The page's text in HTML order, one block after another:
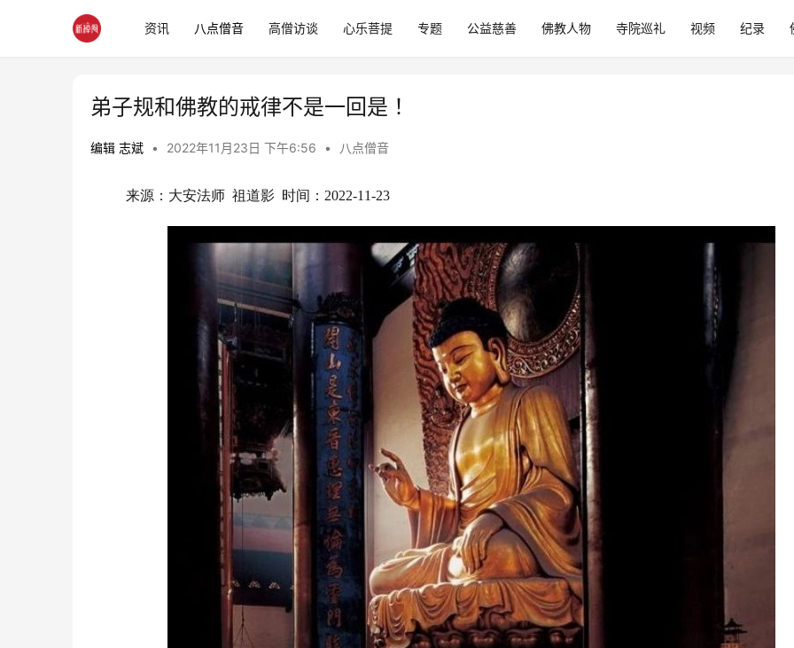
资讯 八点僧音 高僧访谈 心乐菩提 专题 公益慈善 佛教人物 寺院巡礼 视频 纪录
弟子规和佛教的戒律不是一回是 ！
编辑 志斌 • 2022年11月23日 下午6:56 • 八点僧音
来源：大安法师  祖道影  时间：2022-11-23